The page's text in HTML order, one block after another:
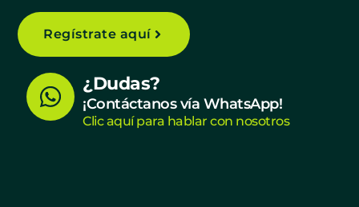
Regístrate aquí
W
h
¿Dudas?
¡Contáctanos vía WhatsApp!
Clic aquí para hablar con nosotros